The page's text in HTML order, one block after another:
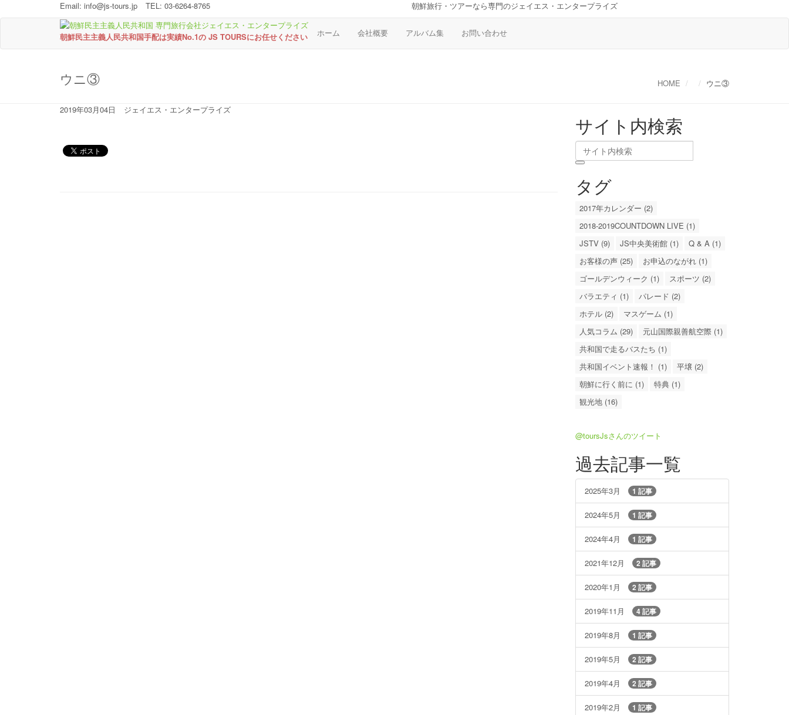
Email: info@js-tours.jp TEL: 03-6264-8765 朝鮮旅行・ツアーなら専門のジェイエス・エンタープライズ
朝鮮民主主義人民共和国手配は実績No.1の JS TOURSにお任せください ホーム 会社概要 アルバム集 お問い合わせ
ウニ③ HOME ウニ③
2019年03月04日 ジェイエス・エンタープライズ
サイト内検索
タグ
2017年カレンダー (2)
2018-2019COUNTDOWN LIVE (1)
JSTV (9)
JS中央美術館 (1)
Q & A (1)
お客様の声 (25)
お申込のながれ (1)
ゴールデンウィーク (1)
スポーツ (2)
バラエティ (1)
パレード (2)
ホテル (2)
マスゲーム (1)
人気コラム (29)
元山国際親善航空際 (1)
共和国で走るバスたち (1)
共和国イベント速報！ (1)
平壌 (2)
朝鮮に行く前に (1)
特典 (1)
観光地 (16)
@toursJsさんのツイート
過去記事一覧
2025年3月 1 記事
2024年5月 1 記事
2024年4月 1 記事
2021年12月 2 記事
2020年1月 2 記事
2019年11月 4 記事
2019年8月 1 記事
2019年5月 2 記事
2019年4月 2 記事
2019年2月 1 記事